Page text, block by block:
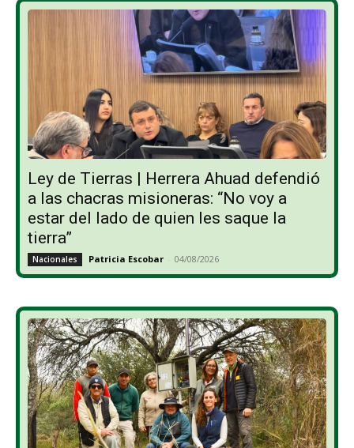
Ley de Tierras | Herrera Ahuad defendió
a las chacras misioneras: “No voy a
estar del lado de quien les saque la
tierra”
Nacionales Patricia Escobar - 04/08/2026